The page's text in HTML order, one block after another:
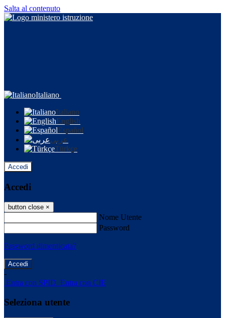
Salta al contenuto
Italiano
Italiano
English
Español
عربى
Türkçe
Accedi
Accedi
button close ×
Nome Utente
Password
Password dimenticata?
-
Entra con SPID Entra con CIE
Seleziona utente